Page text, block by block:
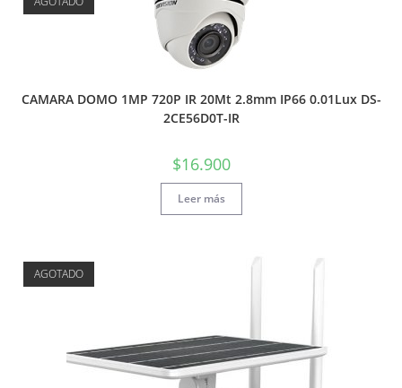
CAMARA DOMO 1MP 720P IR 20Mt 2.8mm IP66 0.01Lux DS-
2CE56D0T-IR
$16.900
Leer más
AGOTADO